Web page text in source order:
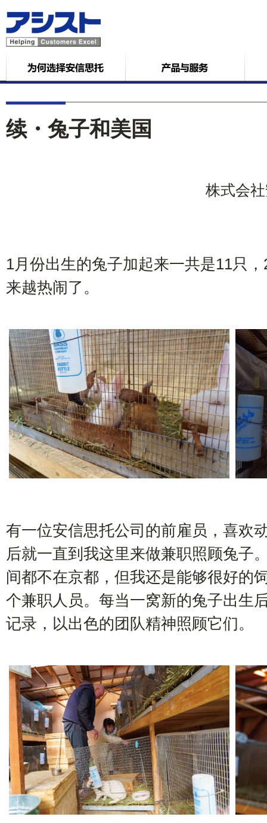
续・兔子和美国
株式会
1月份出生的兔子加起来一共是11只
来越热闹了。
有一位安信思托公司的前雇员，喜欢
后就一直到我这里来做兼职照顾兔子
间都不在京都，但我还是能够很好的
个兼职人员。每当一窝新的兔子出生
记录，以出色的团队精神照顾它们。